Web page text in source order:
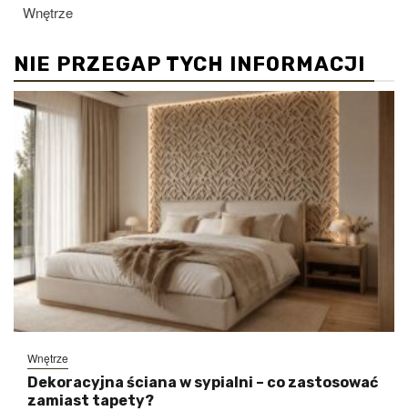
Wnętrze
NIE PRZEGAP TYCH INFORMACJI
Wnętrze
Dekoracyjna ściana w sypialni – co zastosować
zamiast tapety?